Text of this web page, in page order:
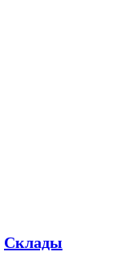
Склады